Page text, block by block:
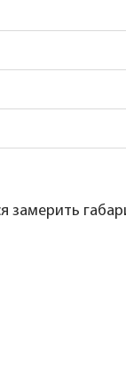
замерить